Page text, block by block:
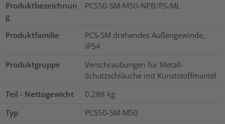
Produktbezeichnun
g
PCS50-SM-M50-NPB/PS-ML
Produktfamilie
PCS-SM drehendes Außengewinde,
IP54
Produktgruppe
Verschraubungen für Metall-
Schutzschläuche mit Kunststoffmantel
Teil - Nettogewicht
0.288 kg
Typ
PCS50-SM-M50